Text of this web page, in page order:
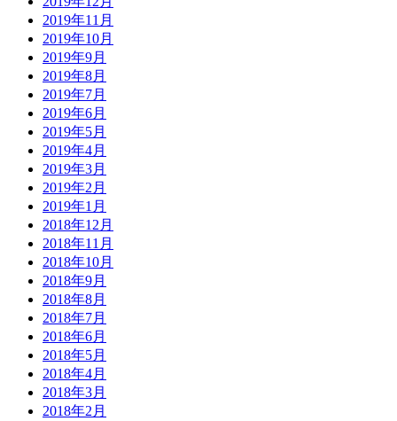
2019年11月
2019年10月
2019年9月
2019年8月
2019年7月
2019年6月
2019年5月
2019年4月
2019年3月
2019年2月
2019年1月
2018年12月
2018年11月
2018年10月
2018年9月
2018年8月
2018年7月
2018年6月
2018年5月
2018年4月
2018年3月
2018年2月